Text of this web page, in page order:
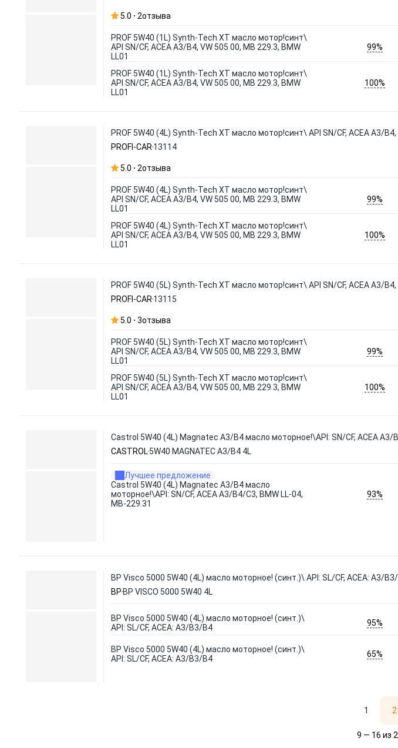
5.0 2отзыва
PROF 5W40 (1L) Synth-Tech XT масло мотор!синт\
API SN/CF, ACEA A3/B4, VW 505 00, MB 229.3, BMW
LL01
99%
PROF 5W40 (1L) Synth-Tech XT масло мотор!синт\
API SN/CF, ACEA A3/B4, VW 505 00, MB 229.3, BMW
LL01
100%
PROF 5W40 (4L) Synth-Tech XT масло мотор!синт\ API SN/CF, ACEA A3/B4,
PROFI-CAR 13114
5.0 2отзыва
PROF 5W40 (4L) Synth-Tech XT масло мотор!синт\
API SN/CF, ACEA A3/B4, VW 505 00, MB 229.3, BMW
LL01
99%
PROF 5W40 (4L) Synth-Tech XT масло мотор!синт\
API SN/CF, ACEA A3/B4, VW 505 00, MB 229.3, BMW
LL01
100%
PROF 5W40 (5L) Synth-Tech XT масло мотор!синт\ API SN/CF, ACEA A3/B4,
PROFI-CAR 13115
5.0 3отзыва
PROF 5W40 (5L) Synth-Tech XT масло мотор!синт\
API SN/CF, ACEA A3/B4, VW 505 00, MB 229.3, BMW
LL01
99%
PROF 5W40 (5L) Synth-Tech XT масло мотор!синт\
API SN/CF, ACEA A3/B4, VW 505 00, MB 229.3, BMW
LL01
100%
Castrol 5W40 (4L) Magnatec A3/B4 масло моторное!\API: SN/CF, ACEA A3/
CASTROL5W40 MAGNATEC A3/B4 4L
Лучшее предложение
Castrol 5W40 (4L) Magnatec A3/B4 масло
моторное!\API: SN/CF, ACEA A3/B4/C3, BMW LL-04,
MB-229.31
93%
BP Visco 5000 5W40 (4L) масло моторное! (синт.)\ API: SL/CF, ACEA: A3/
BP BP VISCO 5000 5W40 4L
BP Visco 5000 5W40 (4L) масло моторное! (синт.)\
API: SL/CF, ACEA: A3/B3/B4
95%
BP Visco 5000 5W40 (4L) масло моторное! (синт.)\
API: SL/CF, ACEA: A3/B3/B4
65%
1 2
9 — 16 из